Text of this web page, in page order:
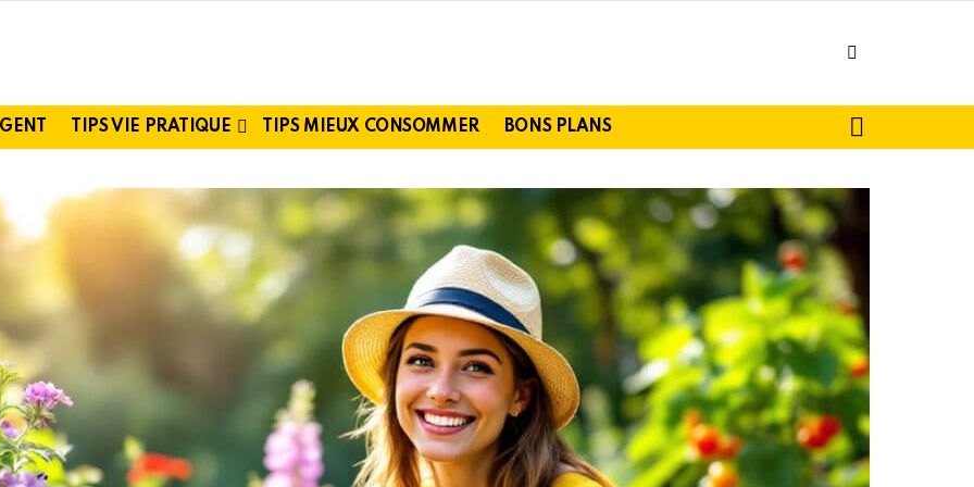
TIPS VIE PRATIQUE TIPS MIEUX CONSOMMER BONS PLANS